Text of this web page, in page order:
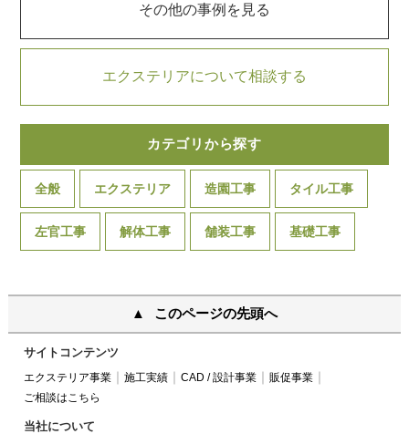
その他の事例を見る
エクステリアについて相談する
カテゴリから探す
全般 エクステリア 造園工事 タイル工事
左官工事 解体工事 舗装工事 基礎工事
このページの先頭へ
サイトコンテンツ
エクステリア事業 施工実績 CAD / 設計事業
販促事業
ご相談はこちら
当社について